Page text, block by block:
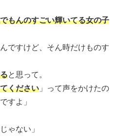
もんのすごい輝いてる女の子
ですけど、そん時だけものす
と思って。
ください 」って声をかけたの
すよ」
ゃない」